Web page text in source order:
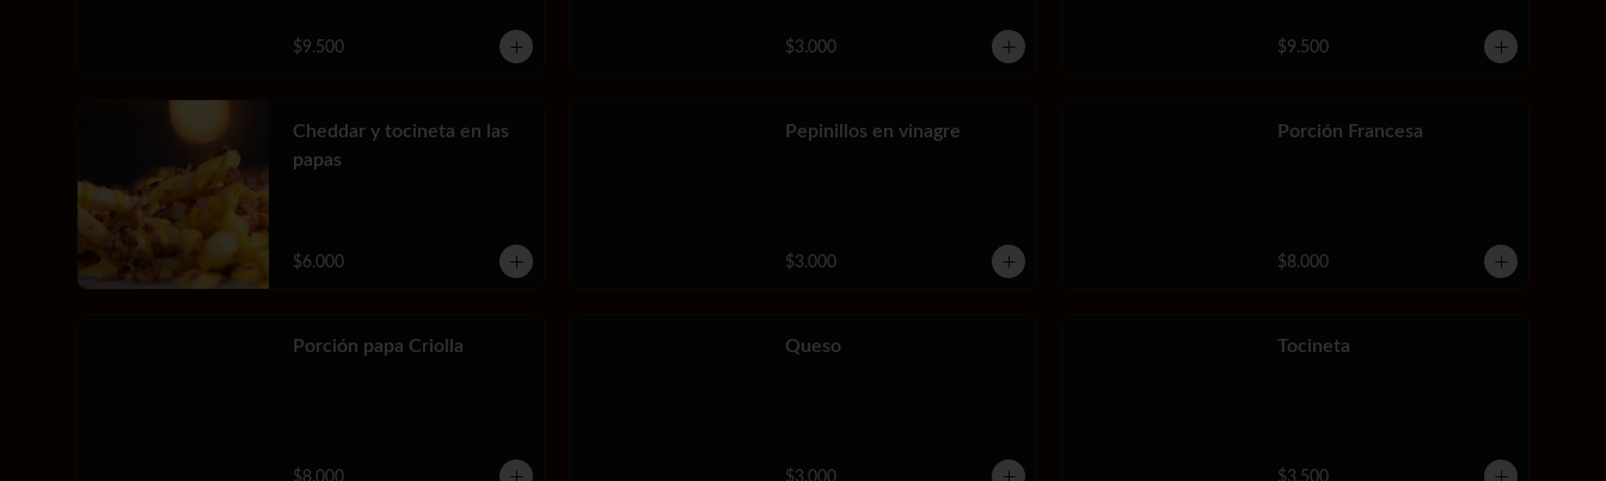
$9.500 $3.000 $9.500
Cheddar y tocineta en las
papas
$6.000
Pepinillos en vinagre
$3.000
Porción Francesa
$8.000
Porción papa Criolla
$8.000
Queso
$3.000
Tocineta
$3.500